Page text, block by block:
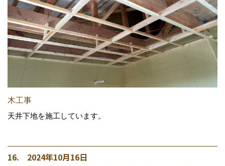
木工事
天井下地を施工しています。
16. 2024年10月16日